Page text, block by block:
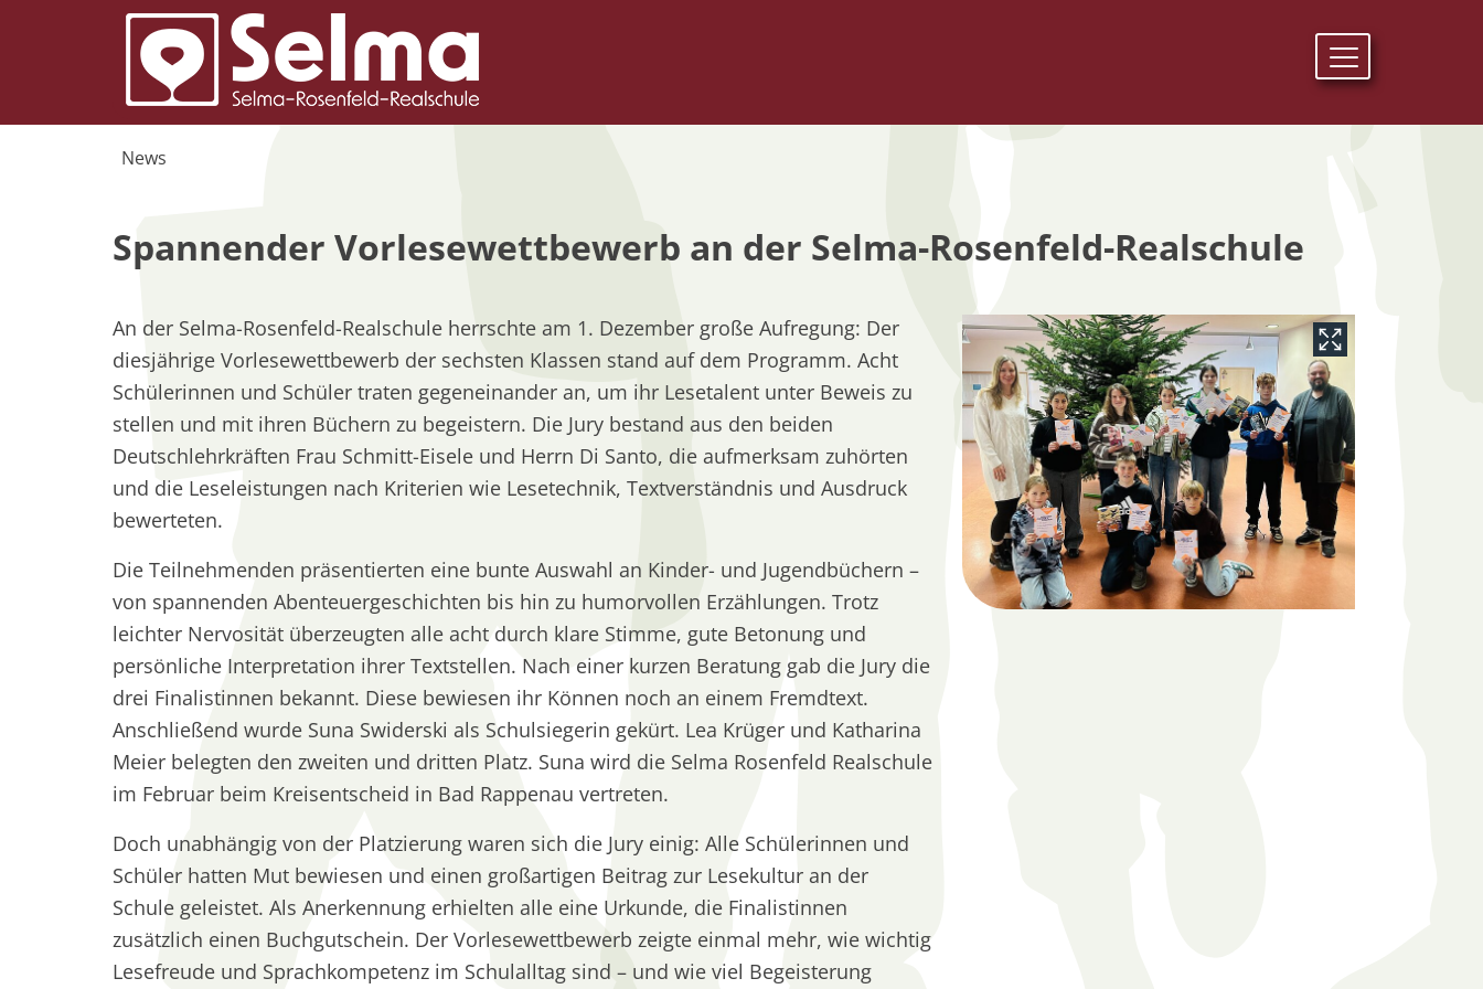
News
Spannender Vorlesewettbewerb an der Selma-Rosenfeld-Realschule
01. Dezember 2025
An der Selma-Rosenfeld-Realschule herrschte am 1. Dezember große Aufregung: Der
diesjährige Vorlesewettbewerb der sechsten Klassen stand auf dem Programm. Acht
Schülerinnen und Schüler traten gegeneinander an, um ihr Lesetalent unter Beweis zu
stellen und mit ihren Büchern zu begeistern. Die Jury bestand aus den beiden
Deutschlehrkräften Frau Schmitt-Eisele und Herrn Di Santo, die aufmerksam zuhörten
und die Leseleistungen nach Kriterien wie Lesetechnik, Textverständnis und Ausdruck
bewerteten.
Die Teilnehmenden präsentierten eine bunte Auswahl an Kinder- und Jugendbüchern –
von spannenden Abenteuergeschichten bis hin zu humorvollen Erzählungen. Trotz
leichter Nervosität überzeugten alle acht durch klare Stimme, gute Betonung und
persönliche Interpretation ihrer Textstellen. Nach einer kurzen Beratung gab die Jury die
drei Finalistinnen bekannt. Diese bewiesen ihr Können noch an einem Fremdtext.
Anschließend wurde Suna Swiderski als Schulsiegerin gekürt. Lea Krüger und Katharina
Meier belegten den zweiten und dritten Platz. Suna wird die Selma Rosenfeld Realschule
im Februar beim Kreisentscheid in Bad Rappenau vertreten.
Doch unabhängig von der Platzierung waren sich die Jury einig: Alle Schülerinnen und
Schüler hatten Mut bewiesen und einen großartigen Beitrag zur Lesekultur an der
Schule geleistet. Als Anerkennung erhielten alle eine Urkunde, die Finalistinnen
zusätzlich einen Buchgutschein. Der Vorlesewettbewerb zeigte einmal mehr, wie wichtig
Lesefreude und Sprachkompetenz im Schulalltag sind – und wie viel Begeisterung